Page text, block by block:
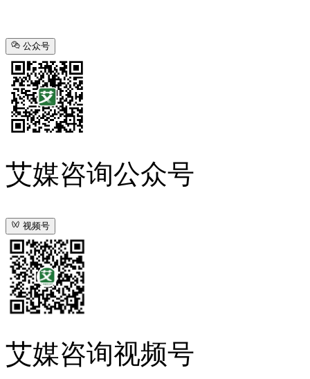
公众号
艾媒咨询公众号
视频号
艾媒咨询视频号